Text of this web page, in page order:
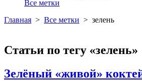
Все метки
Главная > Все метки > зелень
Статьи по тегу «зелень»
Зелёный «живой»